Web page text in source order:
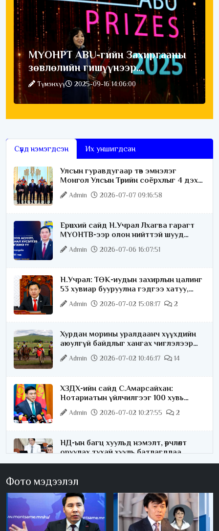
МҮОНРТ ABU-гийн Захиргааны
зөвлөлийн гишүүнээр
сонгогдлоо
Түмэнхүү 2025-09-16 14:06:00
Сүүлд нэмэгдсэн Их уншигдсан
Улсын гуравдугаар төв эмнэлэг
Монгол Улсын Төрийн соёрхлыг 4 дэх
удаагаа хүртлээ
Admin 2026-07-07 09:16:58
Ерөнхий сайд Н.Учрал Лхагва гарагт
МҮОНТВ-ээр олон нийттэй шууд
ярилцана
Admin 2026-07-06 16:07:51
Н.Учрал: ТӨК-иудын захирлын цалинг
53 хувиар бууруулна гэдгээ хатуу,
хариуцлагатайгаар хэлье
Admin 2026-07-02 15:08:17 2
Хурдан морины уралдаанч хүүхдийн
аюулгүй байдлыг хангах чиглэлээр
ажиллаж байна
Admin 2026-07-02 10:46:17 14
ХЗДХ-ийн сайд С.Амарсайхан:
Нотариатын үйлчилгээг 100 хувь
цахимжуулна
Admin 2026-07-02 10:27:55 2
НД-ын багц хуульд нэмэлт, өөрчлөлт
оруулах тухай хууль батлагдлаа
“Playtime” хөгжмийн наадмын үеэр
цагдаагийн байгууллагаас 24 цагаар
хяналт тавина
Admin 2026-07-02 09:10:46
Фото мэдээлэл